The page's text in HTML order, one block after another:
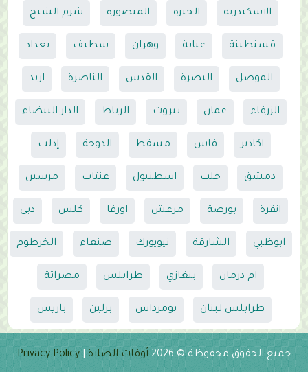
الاسكندرية الجيزة المنصورة شرم الشيخ
قسنطينة عنابة وهران سطيف بغداد
الموصل البصرة القدس الناصرة اربد
الزرقاء عمان بيروت الرباط الدار البيضاء
اكادير فاس مسقط الدوحة إدلب
دمشق حلب اسطنبول عنتاب مرسين
انقرة بورصة مرعش اورفا كلس دبي
ابوظبي الشارقة نيويورك صنعاء الخرطوم
ام درمان بنغازي طرابلس مصراتة
طرابلس لبنان بومرداس برلين باريس
جميع الحقوق محفوظة © 2026 أوقات الصلاة|
Privacy Policy